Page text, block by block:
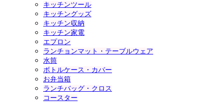
キッチンツール
キッチングッズ
キッチン収納
キッチン家電
エプロン
ランチョンマット・テーブルウェア
水筒
ボトルケース・カバー
お弁当箱
ランチバッグ・クロス
コースター